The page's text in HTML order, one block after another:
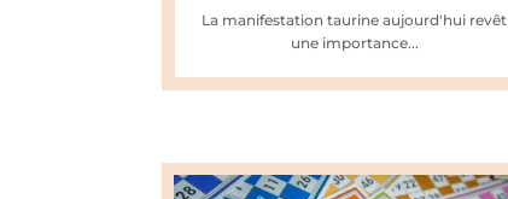
La manifestation taurine aujourd'hui revêt
une importance...